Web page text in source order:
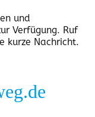
und
Verfügung. Ruf
kurze Nachricht.